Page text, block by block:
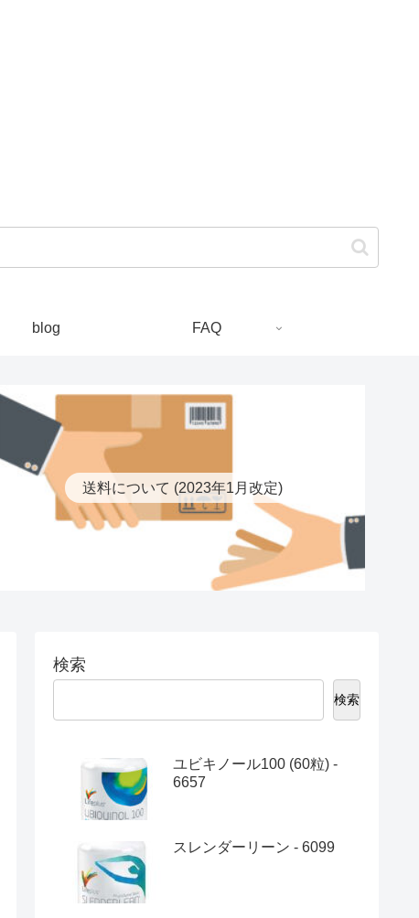
blog FAQ
送料について (2023年1月改定)
検索
検索
ユビキノール100 (60粒) -
6657
スレンダーリーン - 6099